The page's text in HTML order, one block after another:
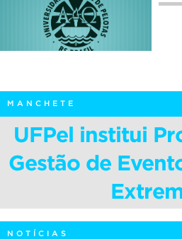
MANCHETE
UFPel institui
Gestão de
NOTÍCIAS